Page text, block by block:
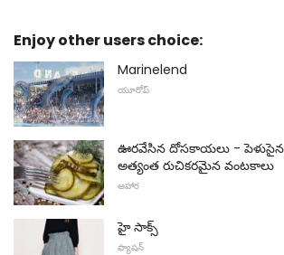
Enjoy other users choice:
Marinelend
యూరోప్
ఊరవేసిన దోసకాయలు -
అత్యంత రుచికరమైన వంటకాలు
ఆహార
హై సాక్స్
ఫ్యాషన్